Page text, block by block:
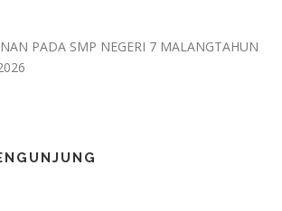
PADA SMP NEGERI 7 MALANGTAHUN